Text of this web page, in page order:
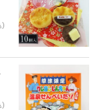
)
)